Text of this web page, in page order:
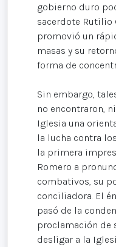
gobierno duro
sacerdote Rutilio
promovió un
masas y su
forma de
Sin embargo,
no encontraron,
Iglesia una
la lucha contra
la primera
Romero a
combativos, su
conciliadora. El
pasó de la
proclamación de
desligar a la